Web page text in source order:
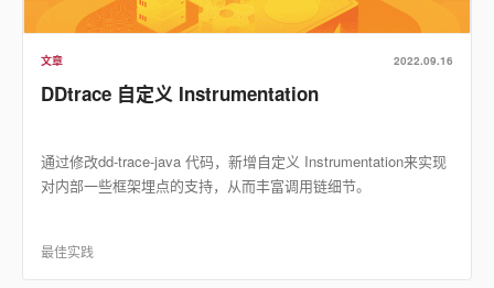
文章 2022.09.16
DDtrace 自定义 Instrumentation
通过修改dd-trace-java 代码，新增自定义 Instrumentation来实现
对内部一些框架埋点的支持，从而丰富调用链细节。
最佳实践